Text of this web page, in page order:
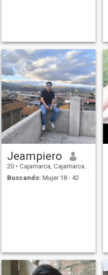
Jeampiero
20 • Cajamarca, Cajamarca, Perú
Buscando: Mujer 18 - 42